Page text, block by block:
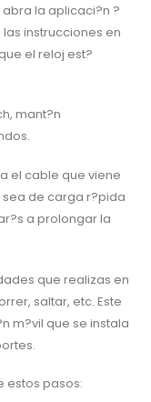
abra la aplicaci?n ?
instrucciones en
el reloj est?
mant?n
el cable que viene
de carga r?pida
a prolongar la
que realizas en
saltar, etc. Este
m?vil que se instala
estos pasos: